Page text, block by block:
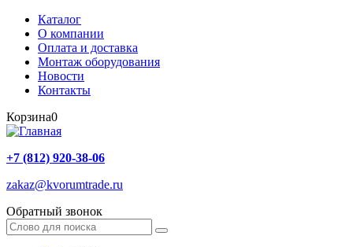
Каталог
О компании
Оплата и доставка
Монтаж оборудования
Новости
Контакты
Корзина0
+7 (812) 920-38-06
zakaz@kvorumtrade.ru
Обратный звонок